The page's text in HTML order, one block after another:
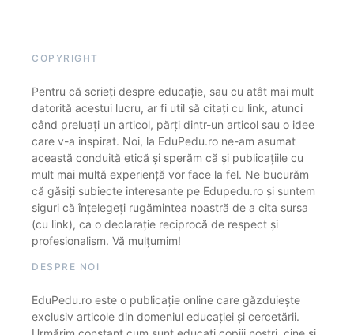
COPYRIGHT
Pentru că scrieți despre educație, sau cu atât mai mult
datorită acestui lucru, ar fi util să citați cu link, atunci
când preluați un articol, părți dintr-un articol sau o idee
care v-a inspirat. Noi, la EduPedu.ro ne-am asumat
această conduită etică și sperăm că și publicațiile cu
mult mai multă experiență vor face la fel. Ne bucurăm
că găsiți subiecte interesante pe Edupedu.ro și suntem
siguri că înțelegeți rugămintea noastră de a cita sursa
(cu link), ca o declarație reciprocă de respect și
profesionalism. Vă mulțumim!
DESPRE NOI
EduPedu.ro este o publicație online care găzduiește
exclusiv articole din domeniul educației și cercetării.